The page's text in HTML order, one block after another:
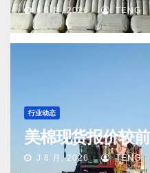
J 8 月, 2026 TENG
行业动态
美棉现货报价较
J 8 月, 2026 TENG